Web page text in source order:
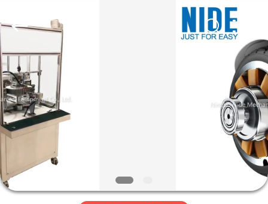
ΣΠΊΤΙ
ΠΡΟΪΌΝΤΑ
ΠΕΡΊΠΟΥ
ΕΜΕΊΣ
ΠΟΙΟΤΙΚΌΣ
Co.,
Ltd.
Reserved.